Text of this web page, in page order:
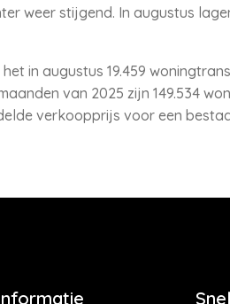
weer stijgend. In augustus
in augustus 19.459
van 2025 zijn 149.534
verkoopprijs voor een